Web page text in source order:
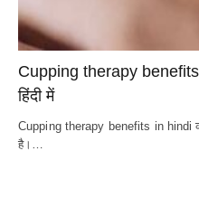
Cupping therapy
हिंदी में
Cupping therapy benefits in hindi
है।…